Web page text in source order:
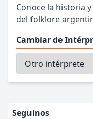
Conoce la historia
del folklore
Cambiar de
Seguinos